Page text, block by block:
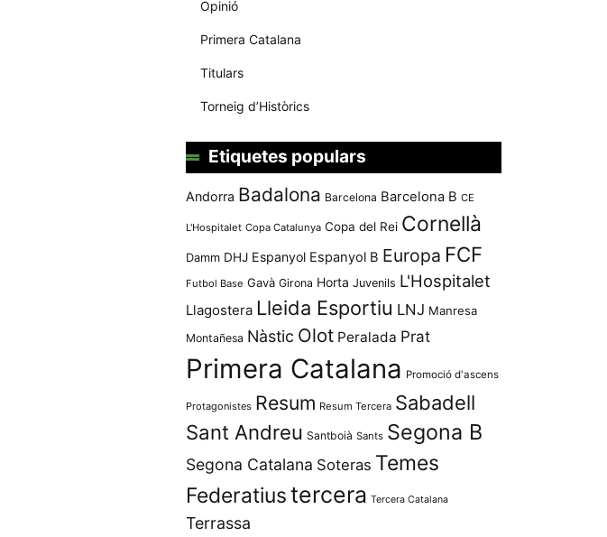
Opinió
Primera Catalana
Titulars
Torneig d’Històrics
Etiquetes populars
Andorra Badalona Barcelona Barcelona B CE
L'Hospitalet Copa Catalunya Copa del Rei Cornellà
Damm DHJ Espanyol Espanyol B Europa FCF
Futbol Base Gavà Girona Horta Juvenils L'Hospitalet
Llagostera Lleida Esportiu LNJ Manresa
Montañesa Nàstic Olot Peralada Prat
Primera Catalana Promoció d'ascens
Protagonistes Resum Resum Tercera Sabadell
Sant Andreu Santboià Sants Segona B
Segona Catalana Soteras Temes
Federatiustercera Tercera Catalana
Terrassa